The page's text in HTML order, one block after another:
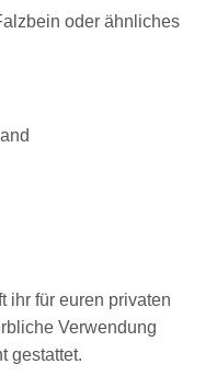
oder ähnliches
ihr für euren privaten
Verwendung
gestattet.